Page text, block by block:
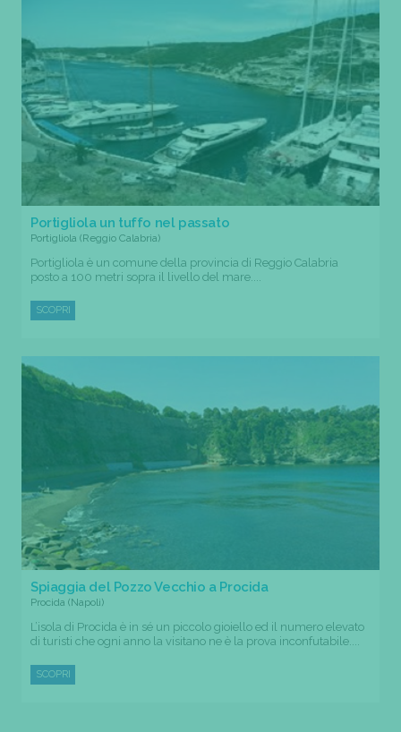
Portigliola un tuffo nel passato
Portigliola (Reggio Calabria)
Portigliola è un comune della provincia di Reggio Calabria
posto a 100 metri sopra il livello del mare....
SCOPRI
Spiaggia del Pozzo Vecchio a Procida
Procida (Napoli)
L’isola di Procida è in sé un piccolo gioiello ed il numero elevato
di turisti che ogni anno la visitano ne è la prova inconfutabile....
SCOPRI